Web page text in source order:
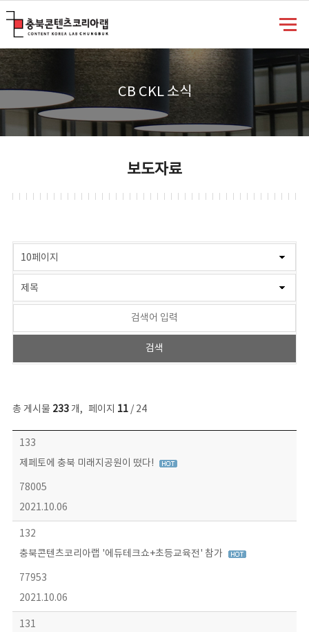
CB CKL 소식
보도자료
총 게시물 233개, 페이지 11/ 24
보도자료 목록 - 번호, 제목, 작성자, 파일, 조회수, 작성일 정보 제공
133
제페토에 충북 미래지공원이 떴다!
78005
2021.10.06
132
충북콘텐츠코리아랩 '에듀테크쇼+초등교육전' 참가
77953
2021.10.06
131